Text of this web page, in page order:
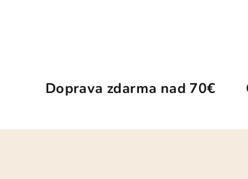
Doprava zdarma nad 70€